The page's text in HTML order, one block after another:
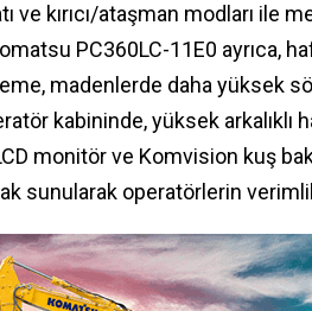
ve kırıcı/ataşman modları ile
PC360LC-11E0 ayrıca,
madenlerde daha yüksek
kabininde, yüksek arkalıklı
monitör ve Komvision kuş
sunularak operatörlerin